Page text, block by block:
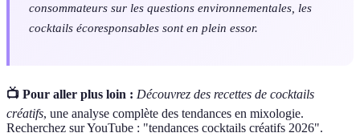
consommateurs sur les questions environnementales, les
cocktails écoresponsables sont en plein essor.
📺 Pour aller plus loin : Découvrez des recettes de cocktails
créatifs, une analyse complète des tendances en mixologie.
Recherchez sur YouTube : "tendances cocktails créatifs 2026".